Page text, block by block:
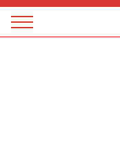
Magazine
Panneau de gestion